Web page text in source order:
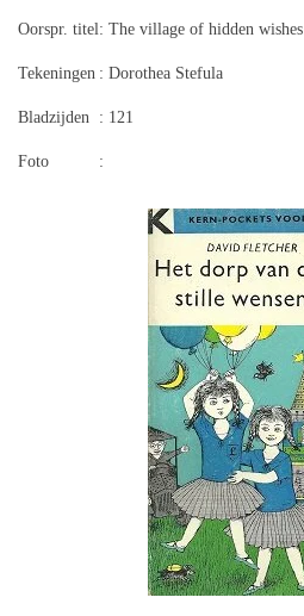
Oorspr. titel: The village of hidden wishes
Tekeningen : Dorothea Stefula
Bladzijden : 121
Foto :